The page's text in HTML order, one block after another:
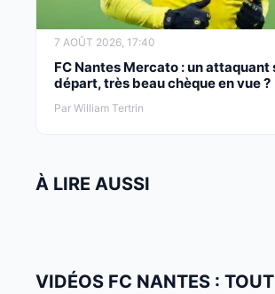
7 AOÛT 2026, 17:40
FC Nantes Mercato : un attaquant
départ, très beau chèque en vue ?
Par William Tertrin
À LIRE AUSSI
VIDÉOS FC NANTES :